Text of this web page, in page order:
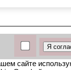
Главная
сайте